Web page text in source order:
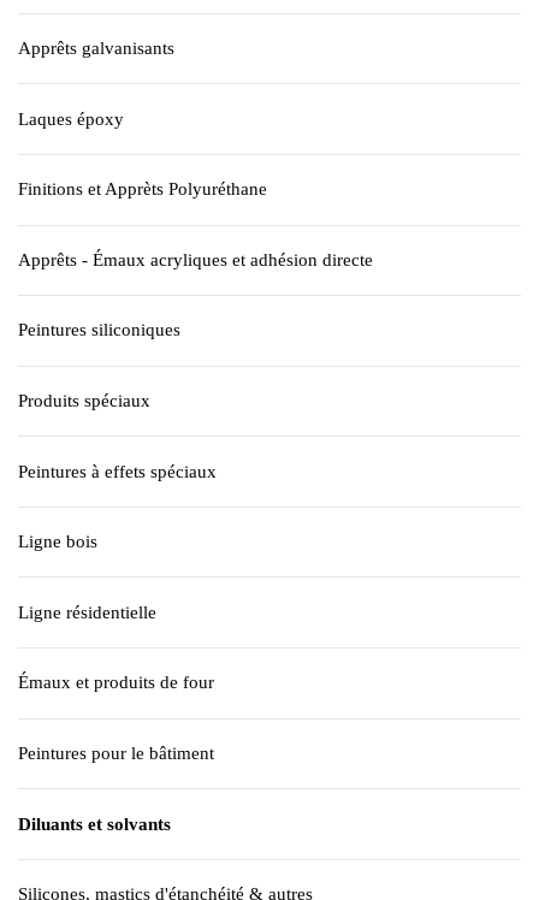
Apprêts galvanisants
Laques époxy
Finitions et Apprèts Polyuréthane
Apprêts - Émaux acryliques et adhésion directe
Peintures siliconiques
Produits spéciaux
Peintures à effets spéciaux
Ligne bois
Ligne résidentielle
Émaux et produits de four
Peintures pour le bâtiment
Diluants et solvants
Silicones, mastics d'étanchéité & autres